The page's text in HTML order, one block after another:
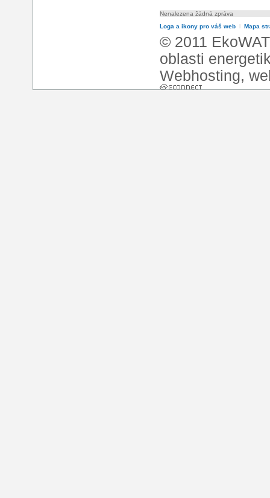
Nenalezena žádná zpráva
Loga a ikony pro váš web l Mapa
© 2011
oblasti
Webhosting,